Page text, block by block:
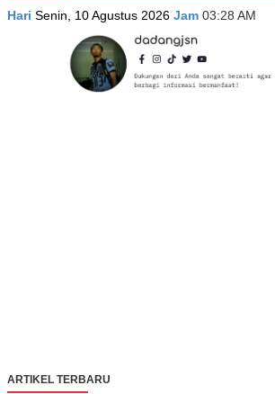
Hari Senin, 10 Agustus 2026 Jam 03:28 AM
ARTIKEL TERBARU